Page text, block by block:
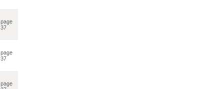
page
37
page
37
page